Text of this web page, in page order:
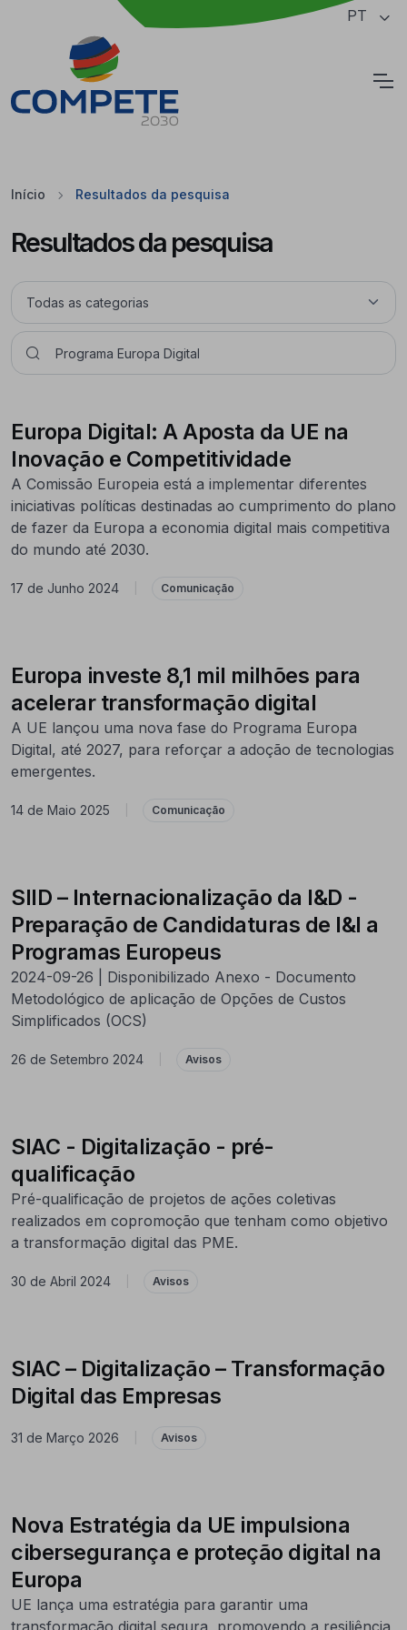
Saltar para o conteúdo principal da página PT
Início Resultados da pesquisa
Resultados da pesquisa
Europa Digital: A Aposta da UE na
Inovação e Competitividade
A Comissão Europeia está a implementar diferentes
iniciativas políticas destinadas ao cumprimento do plano
de fazer da Europa a economia digital mais competitiva
do mundo até 2030.
17 de Junho 2024 Comunicação
Europa investe 8,1 mil milhões para
acelerar transformação digital
A UE lançou uma nova fase do Programa Europa
Digital, até 2027, para reforçar a adoção de tecnologias
emergentes.
14 de Maio 2025 Comunicação
SIID – Internacionalização da I&D -
Preparação de Candidaturas de I&I a
Programas Europeus
2024-09-26 | Disponibilizado Anexo - Documento
Metodológico de aplicação de Opções de Custos
Simplificados (OCS)
26 de Setembro 2024 Avisos
SIAC - Digitalização - pré-
qualificação
Pré-qualificação de projetos de ações coletivas
realizados em copromoção que tenham como objetivo
a transformação digital das PME.
30 de Abril 2024 Avisos
SIAC – Digitalização – Transformação
Digital das Empresas
31 de Março 2026 Avisos
Nova Estratégia da UE impulsiona
cibersegurança e proteção digital na
Europa
UE lança uma estratégia para garantir uma
transformação digital segura, promovendo a resiliência